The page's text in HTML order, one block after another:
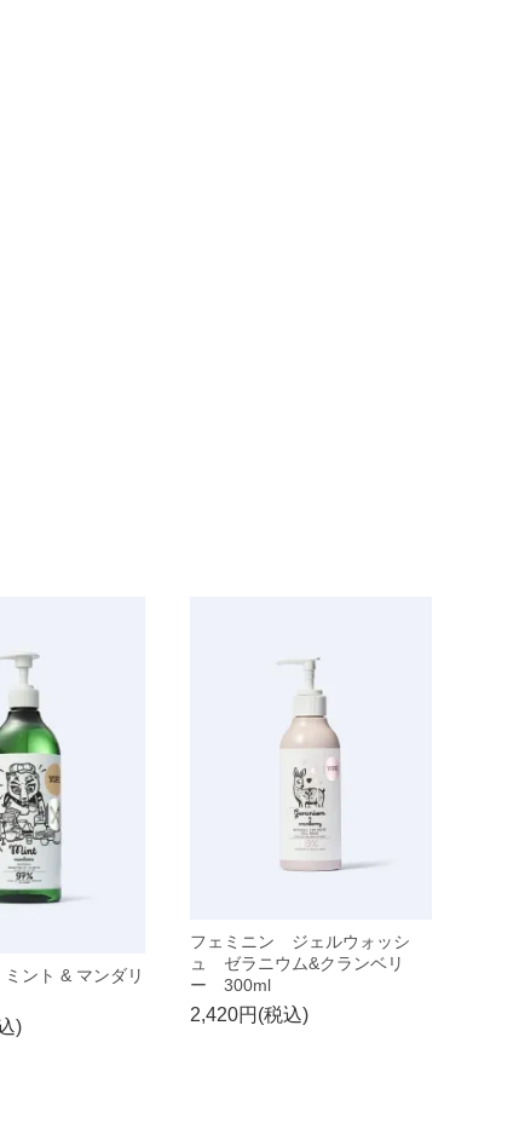
ント & マンダリ
)
フェミニン ジェルウォッシ
ュ ゼラニウム&クランベリ
ー 300ml
2,420円(税込)